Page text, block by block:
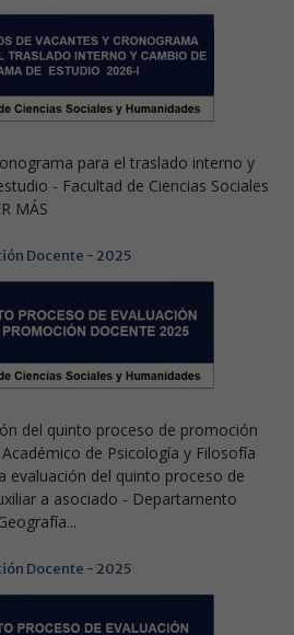
para el traslado interno y
- Facultad de Ciencias Sociales
MÁS
Docente - 2025
del quinto proceso de promoción
de Psicología y Filosofía
evaluación del quinto proceso de
a asociado - Departamento
Docente - 2025